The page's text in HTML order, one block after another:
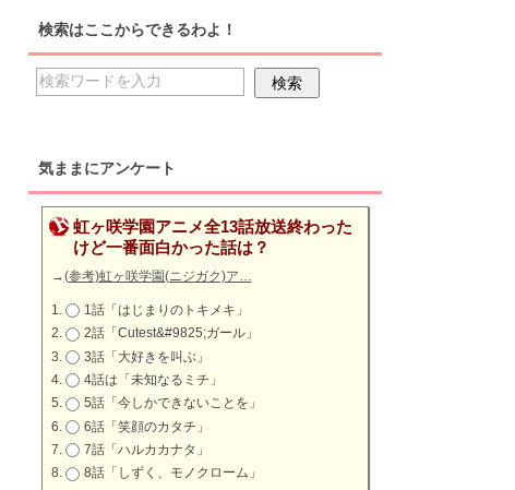
検索はここからできるわよ！
気ままにアンケート
虹ヶ咲学園アニメ全13話放送終わった
けど一番面白かった話は？
→(参考)虹ヶ咲学園(ニジガク)ア…
1話「はじまりのトキメキ」
2話「Cutest&#9825;ガール」
3話「大好きを叫ぶ」
4話は「未知なるミチ」
5話「今しかできないことを」
6話「笑顔のカタチ」
7話「ハルカカナタ」
8話「しずく、モノクローム」